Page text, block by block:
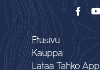
Etusivu
Kauppa
Lataa Tahko App